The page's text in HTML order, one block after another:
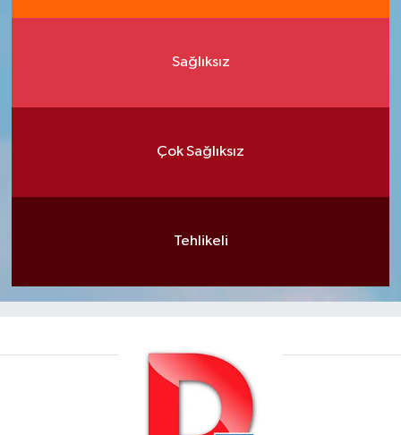
Sağlıksız
Çok Sağlıksız
Tehlikeli